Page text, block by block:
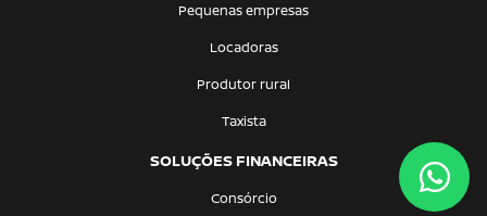
Pequenas empresas
Locadoras
Produtor rural
Taxista
SOLUÇÕES FINANCEIRAS
Consórcio